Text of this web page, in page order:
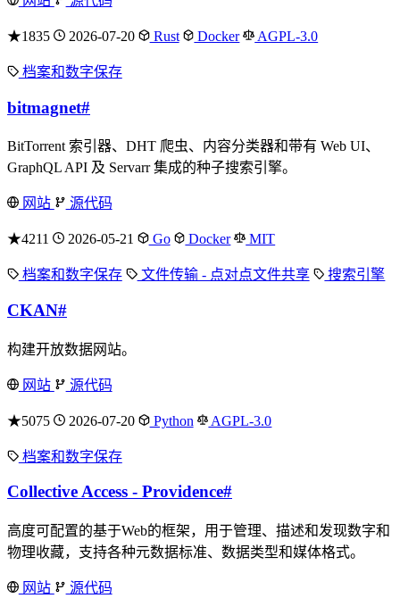
★1835 2026-07-20 Rust Docker AGPL-3.0
档案和数字保存
bitmagnet#
BitTorrent 索引器、DHT 爬虫、内容分类器和带有 Web UI、
GraphQL API 及 Servarr 集成的种子搜索引擎。
网站 源代码
★4211 2026-05-21 Go Docker MIT
档案和数字保存 文件传输 - 点对点文件共享 搜索引擎
CKAN#
构建开放数据网站。
网站 源代码
★5075 2026-07-20 Python AGPL-3.0
档案和数字保存
Collective Access - Providence#
高度可配置的基于Web的框架，用于管理、描述和发现数字和
物理收藏，支持各种元数据标准、数据类型和媒体格式。
网站 源代码